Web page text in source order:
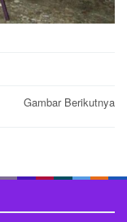
Gambar Berikutnya